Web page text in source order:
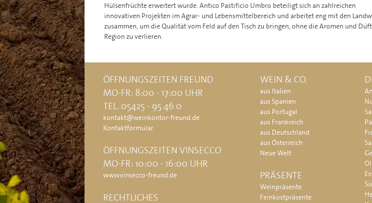
Hülsenfrüchte erweitert wurde. Antico Pastificio Umbro beteiligt sich an zahlreichen
innovativen Projekten im Agrar- und Lebensmittelbereich und arbeitet eng mit den
zusammen, um die Qualität vom Feld auf den Tisch zu bringen, ohne die Aromen und
Region zu verlieren.
ÖFFNUNGSZEITEN FREUND
MO-FR: 8:00 - 17:00 UHR
TEL. 05425 - 95 46 0
kontakt@weinkontor-freund.de
Kontaktformular
ÖFFNUNGSZEITEN VINSECCO
MO-FR: 10:00 - 16:00 UHR
www.vinsecco-freund.de
RECHTLICHES
WEIN & CO.
aus Italien
aus Spanien
aus Portugal
aus Frankreich
aus Deutschland
aus Österreich
Neue Welt
PRÄSENTE
Weinpräsente
Feinkostpräsente